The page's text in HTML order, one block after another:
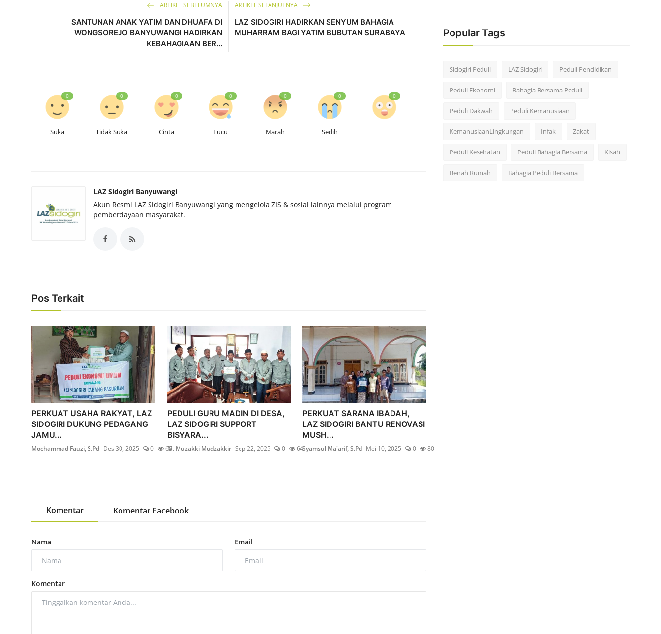
ARTIKEL SEBELUMNYA
SANTUNAN ANAK YATIM DAN DHUAFA DI
WONGSOREJO BANYUWANGI HADIRKAN
KEBAHAGIAAN BER...
ARTIKEL SELANJUTNYA
LAZ SIDOGIRI HADIRKAN SENYUM BAHAGIA
MUHARRAM BAGI YATIM BUBUTAN SURABAYA
0
Suka
0
Tidak Suka
0
Cinta
0
Lucu
0
Marah
0
Sedih
0
LAZ Sidogiri Banyuwangi
Akun Resmi LAZ Sidogiri Banyuwangi yang mengelola ZIS & sosial lainnya melalui program
pemberdayaan masyarakat.
Pos Terkait
PERKUAT USAHA RAKYAT, LAZ
SIDOGIRI DUKUNG PEDAGANG
JAMU...
Mochammad Fauzi, S.Pd Des 30, 2025 0 65
PEDULI GURU MADIN DI DESA,
LAZ SIDOGIRI SUPPORT
BISYARA...
M. Muzakki Mudzakkir Sep 22, 2025 0 64
PERKUAT SARANA IBADAH,
LAZ SIDOGIRI BANTU RENOVASI
MUSH...
Syamsul Ma'arif, S.Pd Mei 10, 2025 0 80
Komentar Komentar Facebook
Nama Email
Komentar
Popular Tags
Sidogiri Peduli LAZ Sidogiri Peduli Pendidikan
Peduli Ekonomi Bahagia Bersama Peduli
Peduli Dakwah Peduli Kemanusiaan
KemanusiaanLingkungan Infak Zakat
Peduli Kesehatan Peduli Bahagia Bersama Kisah
Benah Rumah Bahagia Peduli Bersama